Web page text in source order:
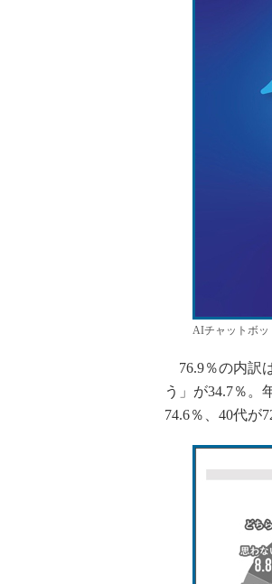
AIチャットボッ
76.9％の内訳
う」が34.7％。
74.6％、40代が